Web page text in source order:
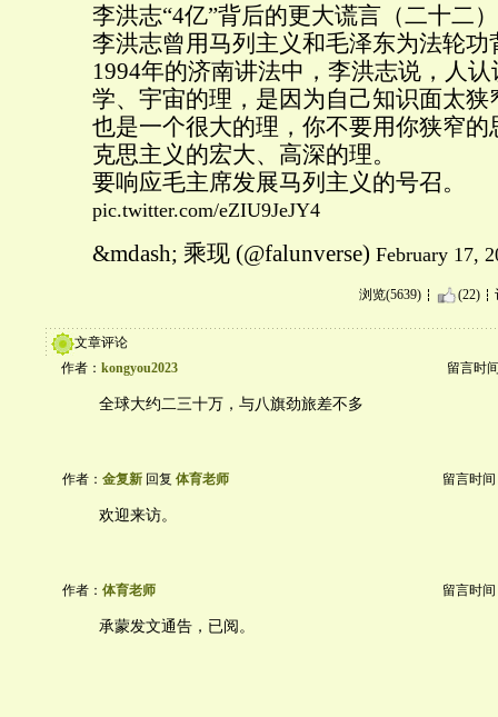
李洪志“4亿”背后的更大谎言（二十二）
李洪志曾用马列主义和毛泽东为法轮功
1994年的济南讲法中，李洪志说，人
学、宇宙的理，是因为自己知识面太狭
也是一个很大的理，你不要用你狭窄的
克思主义的宏大、高深的理。
要响应毛主席发展马列主义的号召。
pic.twitter.com/eZIU9JeJY4
&mdash; 乘现 (@falunverse) February 17,
浏览(5639) (22)
文章评论
作者： kongyou2023 留言时
全球大约二三十万，与八旗劲旅差不多
作者： 金复新 回复 体育老师 留言时间
欢迎来访。
作者： 体育老师 留言时间
承蒙发文通告，已阅。